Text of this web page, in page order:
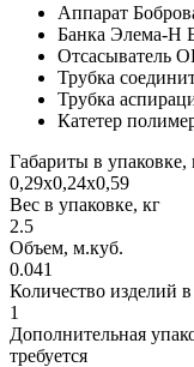
Аппарат
Банка Элема-Н
Отсасыватель
Трубка
Трубка
Катетер
Габариты в упаковке,
0,29х0,24х0,59
Вес в упаковке, кг
2.5
Объем, м.куб.
0.041
Количество изделий
1
Дополнительная
требуется